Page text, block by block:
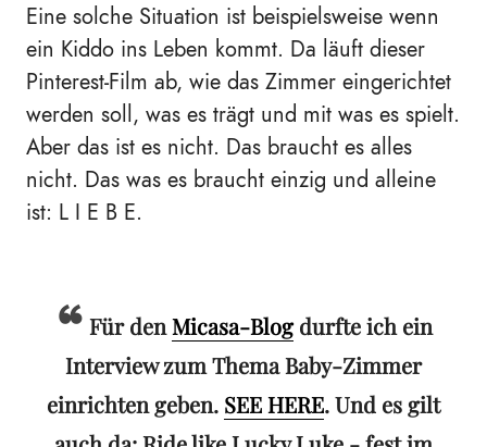
Eine solche Situation ist beispielsweise wenn
ein Kiddo ins Leben kommt. Da läuft dieser
Pinterest-Film ab, wie das Zimmer eingerichtet
werden soll, was es trägt und mit was es spielt.
Aber das ist es nicht. Das braucht es alles
nicht. Das was es braucht einzig und alleine
ist: L I E B E.
Für denMicasa-Blogdurfte ich ein
Interview zum Thema Baby-Zimmer
einrichten geben. SEE HERE. Und es gilt